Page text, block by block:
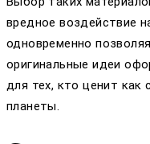
вредное воздействие
одновременно
оригинальные идеи
для тех, кто ценит как
планеты.